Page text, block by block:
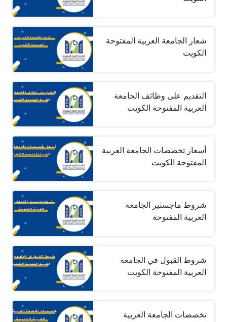
شعار الجامعة العربية المفتوحة
الكويت
التقديم على وظائف الجامعة
العربية المفتوحة الكويت
أسعار تخصصات الجامعة العربية
المفتوحة الكويت
شروط ماجستير الجامعة
العربية المفتوحة
شروط القبول في الجامعة
العربية المفتوحة الكويت
تخصصات الجامعة العربية